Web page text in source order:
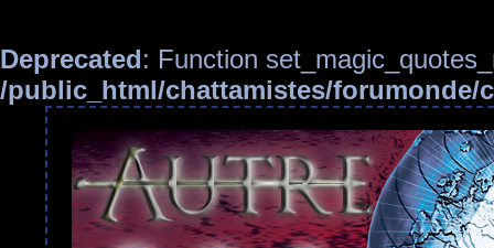
Deprecated: Function
/public_html/chattamistes/forumonde/